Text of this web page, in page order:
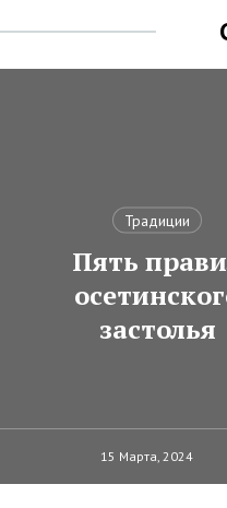
Традиции
Пять
застолья
15 Марта, 2024